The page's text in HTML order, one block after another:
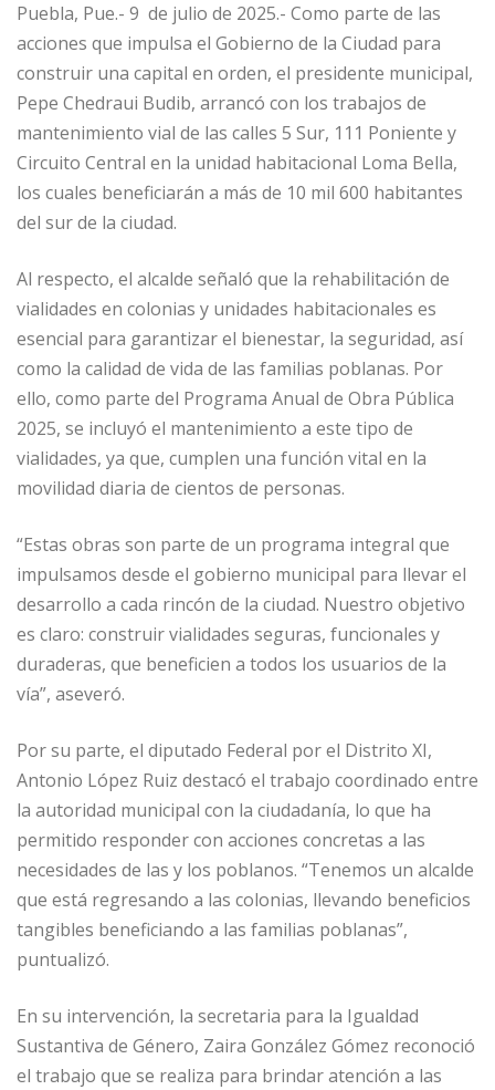
Puebla, Pue.- 9 de julio de 2025.- Como parte de las
acciones que impulsa el Gobierno de la Ciudad para
construir una capital en orden, el presidente municipal,
Pepe Chedraui Budib, arrancó con los trabajos de
mantenimiento vial de las calles 5 Sur, 111 Poniente y
Circuito Central en la unidad habitacional Loma Bella,
los cuales beneficiarán a más de 10 mil 600 habitantes
del sur de la ciudad.
Al respecto, el alcalde señaló que la rehabilitación de
vialidades en colonias y unidades habitacionales es
esencial para garantizar el bienestar, la seguridad, así
como la calidad de vida de las familias poblanas. Por
ello, como parte del Programa Anual de Obra Pública
2025, se incluyó el mantenimiento a este tipo de
vialidades, ya que, cumplen una función vital en la
movilidad diaria de cientos de personas.
“Estas obras son parte de un programa integral que
impulsamos desde el gobierno municipal para llevar el
desarrollo a cada rincón de la ciudad. Nuestro objetivo
es claro: construir vialidades seguras, funcionales y
duraderas, que beneficien a todos los usuarios de la
vía”, aseveró.
Por su parte, el diputado Federal por el Distrito XI,
Antonio López Ruiz destacó el trabajo coordinado entre
la autoridad municipal con la ciudadanía, lo que ha
permitido responder con acciones concretas a las
necesidades de las y los poblanos. “Tenemos un alcalde
que está regresando a las colonias, llevando beneficios
tangibles beneficiando a las familias poblanas”,
puntualizó.
En su intervención, la secretaria para la Igualdad
Sustantiva de Género, Zaira González Gómez reconoció
el trabajo que se realiza para brindar atención a las